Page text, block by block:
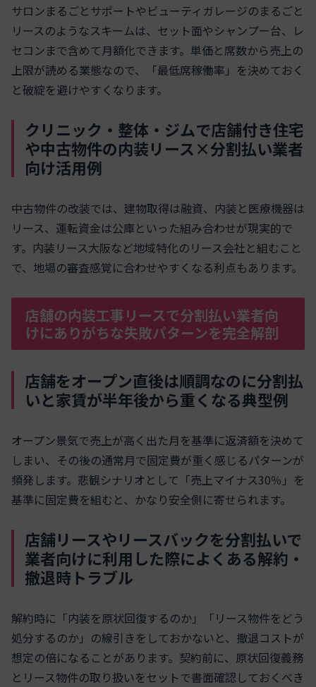
サロンまるごとサポートやビューティガレージのまるごと
リースのようなスキームは、セット面やシャンプー台、レ
セコンまで含めて月額化できます。単価と席数から売上の
上限が読める業態なので、「最低席稼働率」を決めておく
と破綻を避けやすくなります。
クリニック・整体・ジムで店舗付き住宅
や中古物件の内装リース×分割払い業者
向け活用例
中古物件の改装では、建物取得は融資、内装と医療機器は
リース、運転資金は公庫といった組み合わせが現実的で
す。内装リース大阪など地域特化のリース会社と組むこと
で、地場の審査感覚に合わせやすくなる利点もあります。
店舗の内装工事リースで分割払い業者向
けにありがちな失敗パターンを完全解剖
店舗をオープン直後は順調なのに分割払
いと家賃が半年後から重くなる典型例
オープン景気で売上が高く出た月を基準に返済額を決めて
しまい、その後の通常月で固定費が重く感じるパターンが
頻発します。悲観シナリオとして「売上マイナス30％」を
基準に固定費を組むと、かなり安全側に寄せられます。
店舗リースやリースバックを分割払いで
業者向けに利用した際によくある解約・
撤退時トラブル
解約時に「内装を原状回復するのか」「リース物件をどう
処分するのか」の線引きをしておかないと、撤退コストが
想定の倍になることがあります。契約前に、原状回復義務
とリース物件の取り扱いをセットで書面確認しておくべき